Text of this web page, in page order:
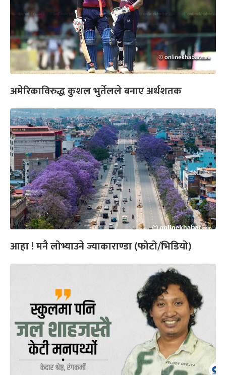
अमेरिकाविरुद्ध कुशल भुर्तेलले बनाए अर्धशतक
आहा ! मनै लोभ्याउने ज्याकाराण्डा (फोटो/भिडियो)